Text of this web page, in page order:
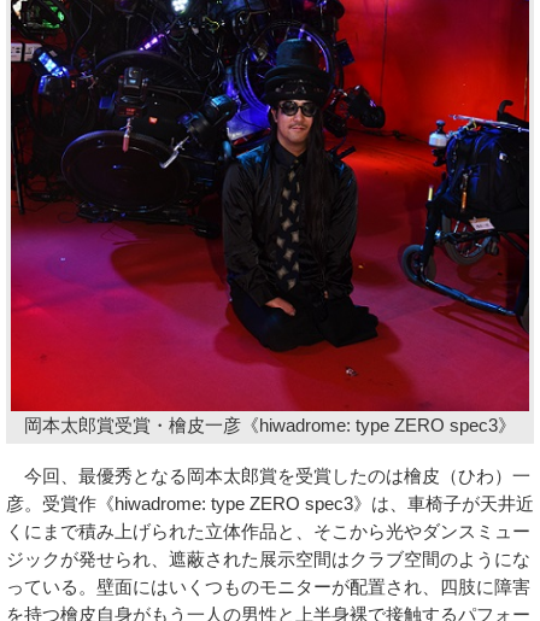
岡本太郎賞受賞・檜皮一彦《hiwadrome: type ZERO spec3》
今回、最優秀となる岡本太郎賞を受賞したのは檜皮（ひわ）一
彦。受賞作《hiwadrome: type ZERO spec3》は、車椅子が天井近
くにまで積み上げられた立体作品と、そこから光やダンスミュー
ジックが発せられ、遮蔽された展示空間はクラブ空間のようにな
っている。壁面にはいくつものモニターが配置され、四肢に障害
を持つ檜皮自身がもう一人の男性と上半身裸で接触するパフォー